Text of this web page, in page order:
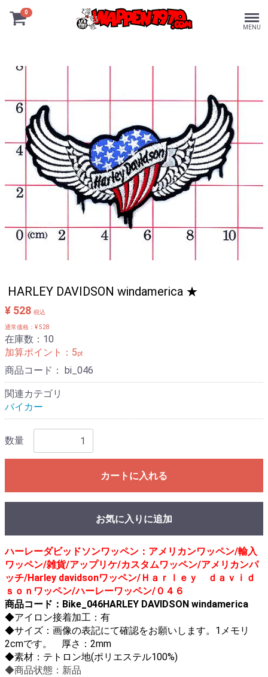
0
MENU
HARLEY DAVIDSON windamerica ★
¥ 528 税込
通常価格：¥ 528
在庫数：10
加算ポイント： 5pt
商品コード： bi_046
関連カテゴリ
バイカー
数量
カートに入れる
お気に入りに追加
ハーレーダビッドソンワッペン：アメリカンワッペン/輸入
ワッペン/雑貨/アップリケ/カスタムワッペン/アメリカンパ
ッチ/Harley davidsonワッペン/Ｈａｒｌｅｙ ｄａｖｉｄ
ｓｏｎワッペン/ハーレーワッペン/０４６
商品コード：Bike_046HARLEY DAVIDSON windamerica
◆アイロン接着加工：有
◆サイズ：画像の表記にて確認をお願いします。1メモリ
2cmです。 厚さ：2mm
◆素材：テトロン地(ポリエステル100%)
◆商品状態：新品